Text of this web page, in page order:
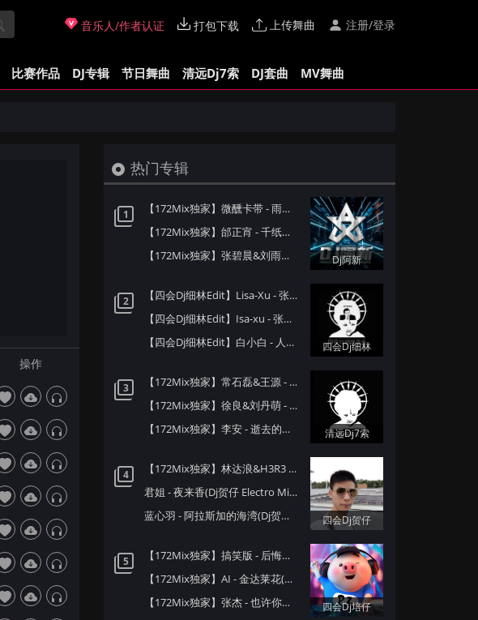
音乐人/作者认证 打包下载 上传舞曲 注册/登录
比赛作品 DJ专辑 节日舞曲 清远Dj7索 DJ套曲 MV舞曲
操作
热门专辑
1
【172Mix独家】微醺卡带 - 雨爱(Dj阿新 Electro Mix国语女)
【172Mix独家】邰正宵 - 千纸鹤(Dj阿新 Electro Mix国语男)
【172Mix独家】张碧晨&刘雨昕 - 匿名的好友 Live(Dj阿新 Electro Mix国语女)
Dj阿新
2
【四会Dj细林Edit】Lisa-Xu - 张三的歌(Dj赫赫 ProgHouse Mix国语女)
【四会Dj细林Edit】Isa-xu - 张三的歌(Dj奶盖 Electro Mix国语女)
【四会Dj细林Edit】白小白 - 人生路漫漫(信宜Dj小叶 ProgHouse Mix国语男)
四会Dj细林
3
【172Mix独家】常石磊&王源 - 忘情水(Dj7索 Electro Mix国语男)
【172Mix独家】徐良&刘丹萌 - 抽离(Dj7索 Electro Mix国语合唱)
【172Mix独家】李安 - 逝去的爱(Dj7索 Electro Mix国语男)
清远Dj7索
4
【172Mix独家】林达浪&H3R3 - 还是会想你(Dj贺仔 Electro Mix国语男)Felix订制
君姐 - 夜来香(Dj贺仔 Electro Mix国语女)Dj东相提供
蓝心羽 - 阿拉斯加的海湾(Dj贺仔 ELectro Mix国语女)Dj东相提供
四会Dj贺仔
5
【172Mix独家】搞笑版 - 后悔当初大饮大食钱财尽散(Dj培仔 Electro Mix粤语男)
【172Mix独家】AI - 金达莱花(Dj培仔 Electro Mix)
【172Mix独家】张杰 - 也许你就在对岸(Dj培仔 Electro Mix国语男)
四会Dj培仔